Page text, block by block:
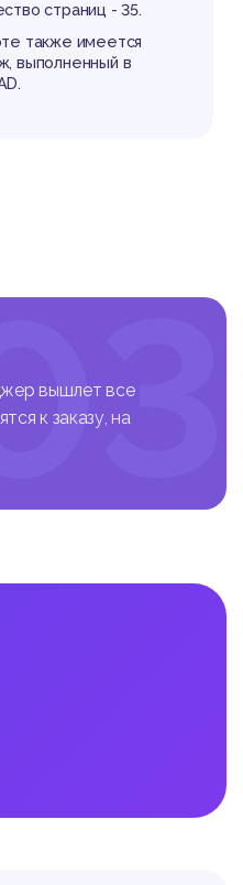
страниц - 35.
также имеется
выполненный в
вышлет все
к заказу, на